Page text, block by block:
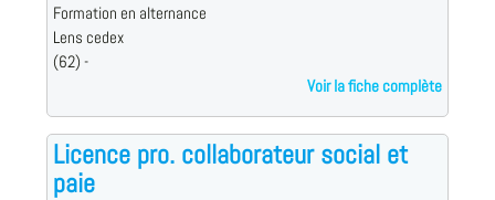
Formation en alternance
Lens cedex
(62) -
Voir la fiche complète
Licence pro. collaborateur social et
paie